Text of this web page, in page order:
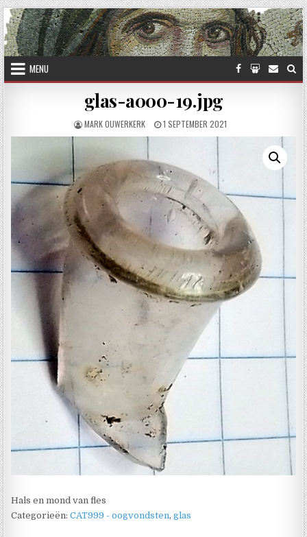
Skip to content
MENU
glas-a000-19.jpg
AUTHOR:
MARK OUWERKERK PUBLISHED DATE:
1 SEPTEMBER 2021
Hals en mond van fles
Categorieën:CAT999 - oogvondsten,glas